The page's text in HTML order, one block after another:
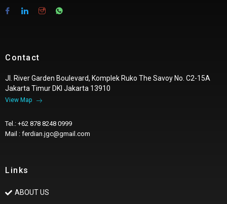
Contact
Jl. River Garden Boulevard, Komplek Ruko The Savoy No. C2-15A
Jakarta Timur DKI Jakarta 13910
View Map
Tel.: +62 878 8248 0999
Mail : ferdian.jgc@gmail.com
Links
ABOUT US